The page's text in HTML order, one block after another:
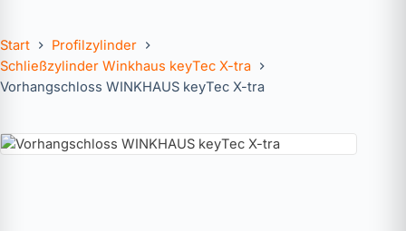
Start
Profilzylinder
Schließzylinder Winkhaus keyTec X-tra
Vorhangschloss WINKHAUS keyTec X-tra